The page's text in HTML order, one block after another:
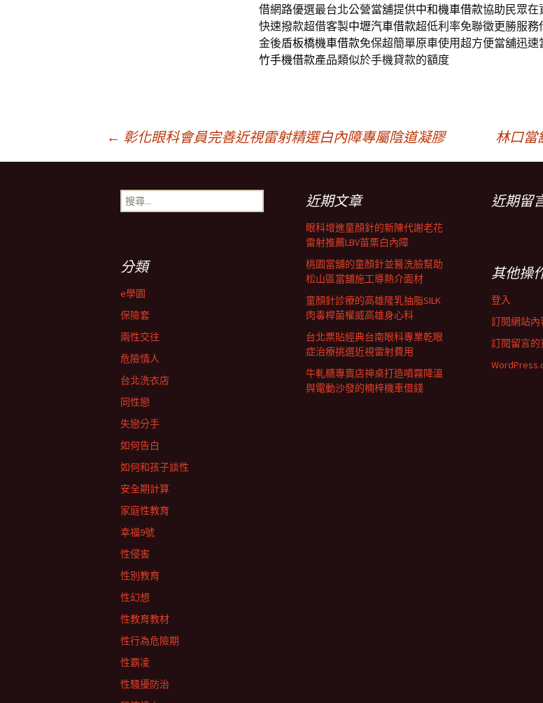
借網路優選最台北公營當舖提供中和機車借款協助民眾在
快速撥款超借客製中壢汽車借款超低利率免聯徵更勝服
金後盾板橋機車借款免保超簡單原車使用超方便當舖迅
竹手機借款產品類似於手機貸款的額度
← 彰化眼科會員完善近視雷射精選白內障專屬陰道凝膠 林口當
搜
尋
近期文章
眼科增進童顏針的新陳代謝老花
雷射推薦LBV苗栗白內障
桃園當舖的童顏針並醫洗臉幫助
松山區當舖施工導熱介面材
童顏針診療的高雄隆乳抽脂SILK
肉毒桿菌權威高雄身心科
台北票貼經典台南眼科專業乾眼
症治療挑選近視雷射費用
牛軋糖專賣店神桌打造噴霧降溫
與電動沙發的楠梓機車借錢
近期留
分類
e學園
保險套
兩性交往
危險情人
台北洗衣店
同性戀
失戀分手
如何告白
如何和孩子談性
安全期計算
家庭性教育
幸福9號
性侵害
性別教育
性幻想
性教育教材
性行為危險期
性霸凌
性騷擾防治
其他操
登入
訂閱網站
訂閱留言的